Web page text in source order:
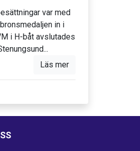
var med
in i
i H-båt avslutades
Läs mer